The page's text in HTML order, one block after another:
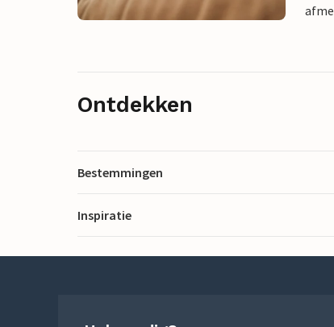
Ontdekken
Bestemmingen
Inspiratie